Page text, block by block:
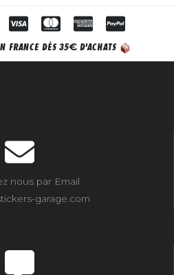
FRANCE DÈS 35€ D'ACHATS
nous par Email
garage.com